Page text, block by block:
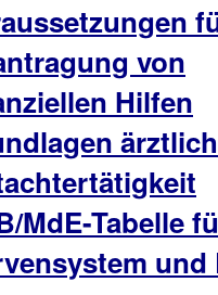
von
Hilfen
MdE-Tabelle
und